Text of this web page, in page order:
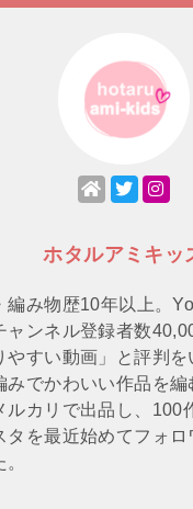
ホタルアミキッ
編み物歴10年以上。
ャンネル登録者数
やすい動画」と評判を
みでかわいい作品を編
ルカリで出品し、100
タを最近始めてフォ